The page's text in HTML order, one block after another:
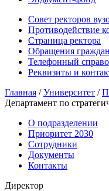
Совет ректоров
Противодействие
Страница ректора
Обращения граждан
Телефонный
Реквизиты и
Главная /Университет /
Департамент по
О подразделении
Приоритет 2030
Сотрудники
Документы
Контакты
Директор